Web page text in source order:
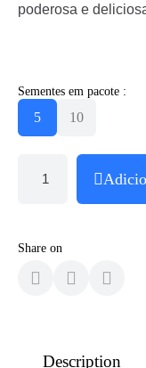
poderosa e
Sementes em pacote :
5 10
Share on
Description